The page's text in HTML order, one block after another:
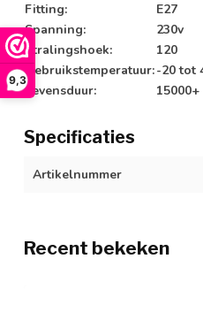
9,3
Fitting:
E27
Spanning:
230v
Stralingshoek:
120
Gebruikstemperatuur:-20 tot
Levensduur:
15000+
Specificaties
Artikelnummer
Recent bekeken